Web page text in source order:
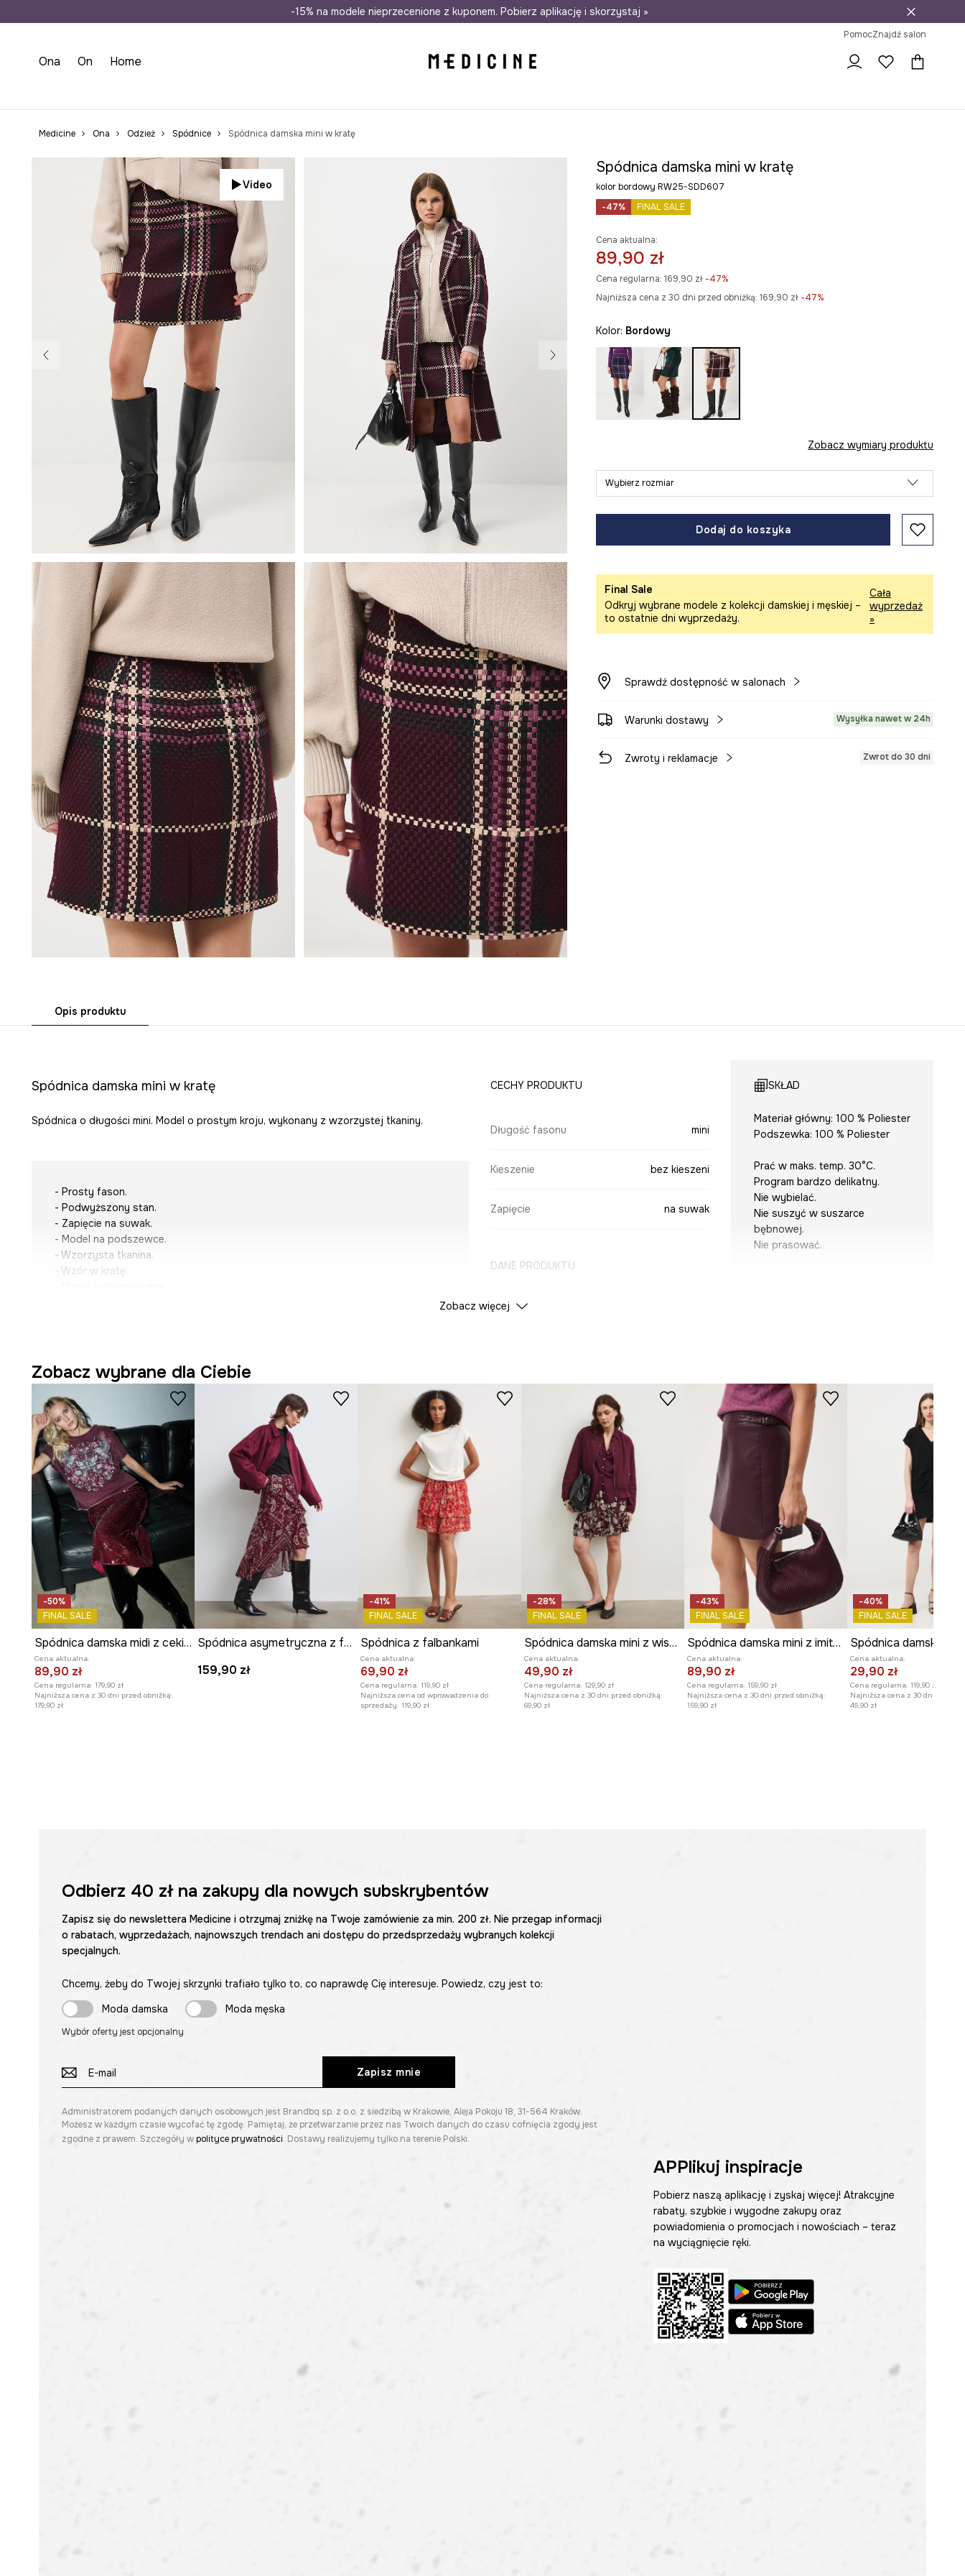
Wysyłka nawet w 24h Darmowa dostawa do salonów 30 dni na zwrot
-15% na modele nieprzecenione z kuponem. Pobierz aplikację i skorzystaj »
PomocZnajdź salon
Ona On Home
Medicine Ona Odzież Spódnice Spódnica damska mini w kratę
Video
Spódnica damska mini w kratę
kolor bordowy RW25-SDD607
-47%
FINAL SALE
Cena aktualna:
89,90 zł
Cena regularna: 169,90 zł-47%
Najniższa cena z 30 dni przed obniżką: 169,90 zł -47%
Kolor: bordowy
Zobacz wymiary produktu
Wybierz rozmiar
Dodaj do koszyka
Final Sale
Odkryj wybrane modele z kolekcji damskiej i męskiej –
to ostatnie dni wyprzedaży.
Cała
wyprzedaż
»
Sprawdź dostępność w salonach
Warunki dostawy Wysyłka nawet w 24h
Zwroty i reklamacje Zwrot do 30 dni
Opis produktu
Spódnica damska mini w kratę
Spódnica o długości mini. Model o prostym kroju, wykonany z wzorzystej tkaniny.
- Prosty fason.
- Podwyższony stan.
- Zapięcie na suwak.
- Model na podszewce.
- Wzorzysta tkanina.
- Wzór w kratę.
CECHY PRODUKTU
Długość fasonu mini
Kieszenie bez kieszeni
Zapięcie na suwak
DANE PRODUKTU
Kolor
Producent
SKŁAD
Materiał główny: 100 % Poliester
Podszewka: 100 % Poliester
Prać w maks. temp. 30°C.
Program bardzo delikatny.
Nie wybielać.
Nie suszyć w suszarce
bębnowej.
Nie prasować.
Zobacz więcej
Zobacz wybrane dla Ciebie
-50%
FINAL SALE
Spódnica damska midi z cekinami
Cena aktualna:
89,90 zł
Cena regularna: 179,90 zł
Najniższa cena z 30 dni przed obniżką:
179,90 zł
Spódnica asymetryczna z falbankami
159,90 zł
-41%
FINAL SALE
Spódnica z falbankami
Cena aktualna:
69,90 zł
Cena regularna: 119,90 zł
Najniższa cena od wprowadzenia do
sprzedaży: 119,90 zł
-28%
FINAL SALE
Spódnica damska mini z wiskozy wzorzysta
Cena aktualna:
49,90 zł
Cena regularna: 129,90 zł
Najniższa cena z 30 dni przed obniżką:
69,90 zł
-43%
FINAL SALE
Spódnica damska mini z imitacji skóry
Cena aktualna:
89,90 zł
Cena regularna: 159,90 zł
Najniższa cena z 30 dni przed obniżką:
159,90 zł
-40%
FINAL SALE
Cena aktualna:
29,90 zł
Cena regularna: 119,90 zł
Najniższa cena z 30 dni przed
49,90 zł
Odbierz 40 złna zakupy dla nowych subskrybentów
Zapisz się do newslettera Medicine i otrzymaj zniżkę na Twoje zamówienie za min. 200 zł. Nie przegap informacji
o rabatach, wyprzedażach, najnowszych trendach ani dostępu do przedsprzedaży wybranych kolekcji
specjalnych.
Chcemy, żeby do Twojej skrzynki trafiało tylko to, co naprawdę Cię interesuje. Powiedz, czy jest to:
Moda damska
Moda męska
Wybór oferty jest opcjonalny
Zapisz mnie
Administratorem podanych danych osobowych jest Brandbq sp. z o.o. z siedzibą w Krakowie, Aleja Pokoju 18, 31-564 Kraków.
Możesz w każdym czasie wycofać tę zgodę. Pamiętaj, że przetwarzanie przez nas Twoich danych do czasu cofnięcia zgody jest
zgodne z prawem. Szczegóły wpolityce prywatności. Dostawy realizujemy tylko na terenie Polski.
APPlikuj inspiracje
Pobierz naszą aplikację i zyskaj więcej! Atrakcyjne
rabaty, szybkie i wygodne zakupy oraz
powiadomienia o promocjach i nowościach – teraz
na wyciągnięcie ręki.